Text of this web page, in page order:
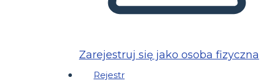
Zarejestruj się jako osoba fizyczna
Rejestr